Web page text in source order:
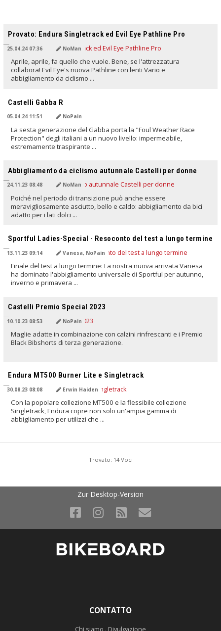
Provato: Endura Singletrack ed Evil Eye Pathline Pro
25.04.24 07:36 NoMan
Aprile, aprile, fa quello che vuole. Bene, se l'attrezzatura
collabora! Evil Eye's nuova Pathline con lenti Vario e
abbigliamento da ciclismo ...
Castelli Gabba R
05.04.24 11:51 NoPain
La sesta generazione del Gabba porta la "Foul Weather Race
Protection" degli italiani a un nuovo livello: impermeabile,
estremamente traspirante ...
Abbigliamento da ciclismo autunnale Castelli per donne
24.11.23 08:48 NoMan
Poiché nel periodo di transizione può anche essere
meravigliosamente asciutto, bello e caldo: abbigliamento da bici
adatto per i lati dolci ...
Sportful Ladies-Special - Resoconto del test a lungo termine
13.11.23 09:14 Vanesa, NoPain
Finale del test a lungo termine: La nostra nuova arrivata Vanesa
ha dominato l'abbigliamento universale di Sportful per autunno,
inverno e primavera ...
Castelli Premio Special 2023
10.10.23 08:53 NoPain
Maglie adatte in combinazione con calzini rinfrescanti e i Premio
Black Bibshorts di terza generazione.
Endura MT500 Burner Lite e Singletrack
30.08.23 08:08 Erwin Haiden
Con la popolare collezione MT500 e la flessibile collezione
Singletrack, Endura copre non solo un'ampia gamma di
abbigliamento per utilizzi che ...
Trovato: 14 Voci
Zur Desktop-Version
CONTATTO
Chi siamo . Divulgazione